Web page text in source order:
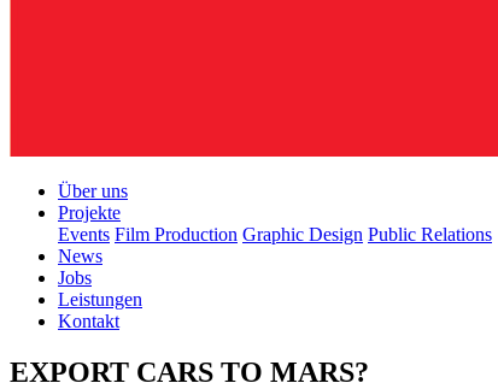
Über uns
Projekte
Events Film Production Graphic Design Public Relations
News
Jobs
Leistungen
Kontakt
EXPORT CARS TO MARS?